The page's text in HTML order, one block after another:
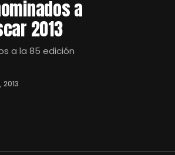
a
2013
a la 85 edición
2013